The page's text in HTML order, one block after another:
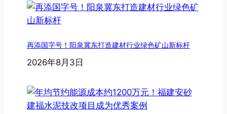
再添国字号！阳泉冀东打造建材行业绿色矿山新标杆
2026年8月3日